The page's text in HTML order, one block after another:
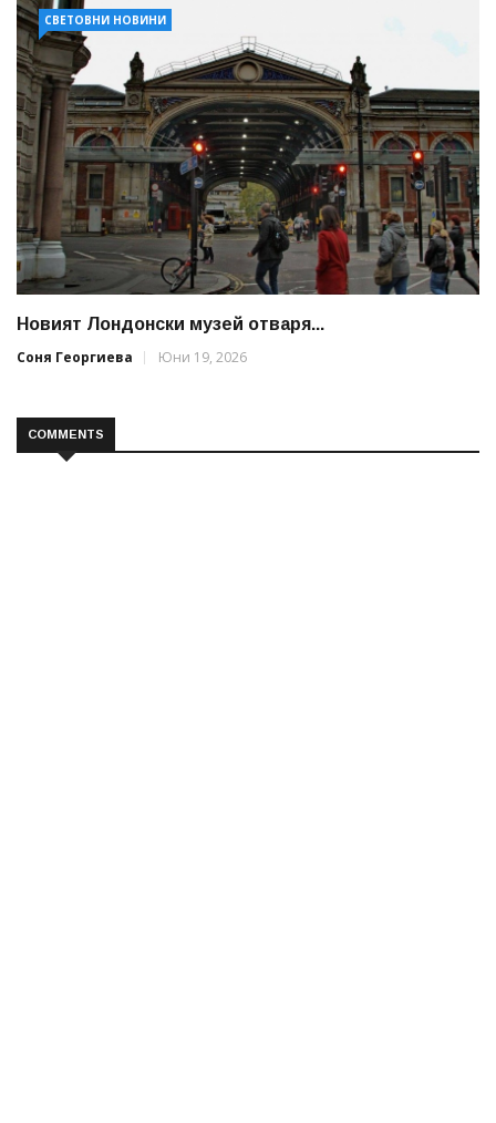
СВЕТОВНИ НОВИНИ
Новият Лондонски музей отваря...
Соня Георгиева
Юни 19, 2026
COMMENTS